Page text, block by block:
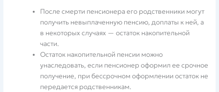
После смерти пенсионера его родственники могут
получить невыплаченную пенсию, доплаты к ней, а
в некоторых случаях — остаток накопительной
части.
Остаток накопительной пенсии можно
унаследовать, если пенсионер оформил ее срочное
получение, при бессрочном оформлении остаток не
передается родственникам.